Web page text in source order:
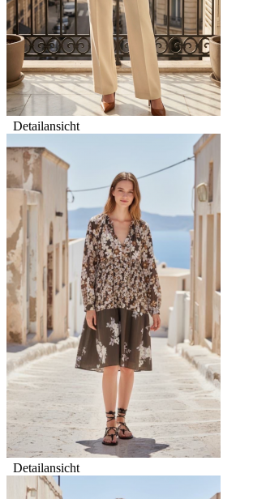
Detailansicht
Detailansicht